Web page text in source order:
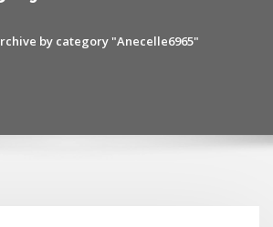
by category "Anecelle6965"